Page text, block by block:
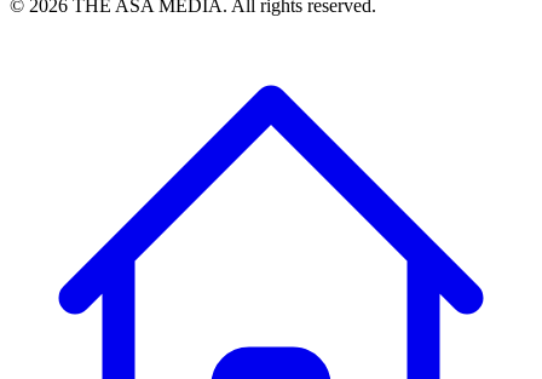
© 2026 THE ASA MEDIA. All rights reserved.